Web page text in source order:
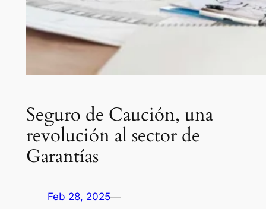
Seguro de Caución, una
revolución al sector de
Garantías
Feb 28, 2025—